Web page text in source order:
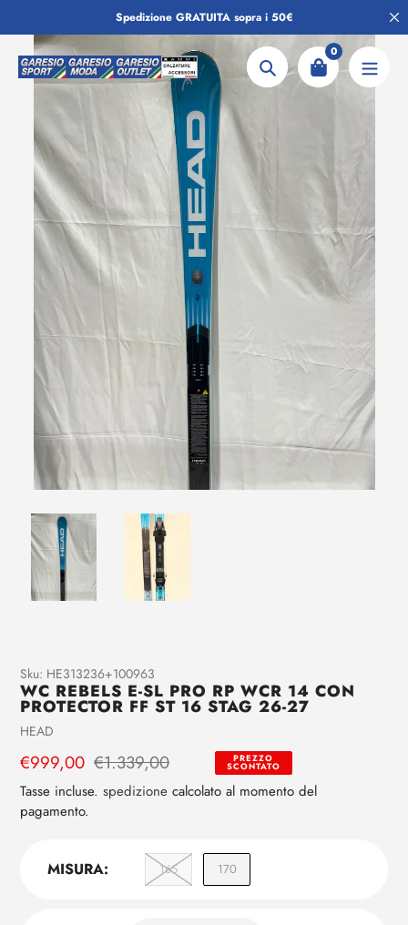
al
contenuto
Spedizione GRATUITA sopra i 50€
Ricerca
0
Aggiunta
di
prodotto
al
tuo
carrello
Sku: HE313236+100963
WC REBELS E-SL PRO RP WCR 14 CON
PROTECTOR FF ST 16 STAG 26-27
Venditrice
HEAD
Prezzo
di
vendita
€999,00
Prezzo
regolare
€1.339,00 PREZZO
SCONTATO
Tasse incluse. spedizione calcolato al momento del
pagamento.
MISURA: 165 170